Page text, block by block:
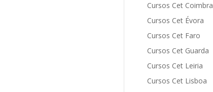
Cursos Cet Coimbra
Cursos Cet Évora
Cursos Cet Faro
Cursos Cet Guarda
Cursos Cet Leiria
Cursos Cet Lisboa